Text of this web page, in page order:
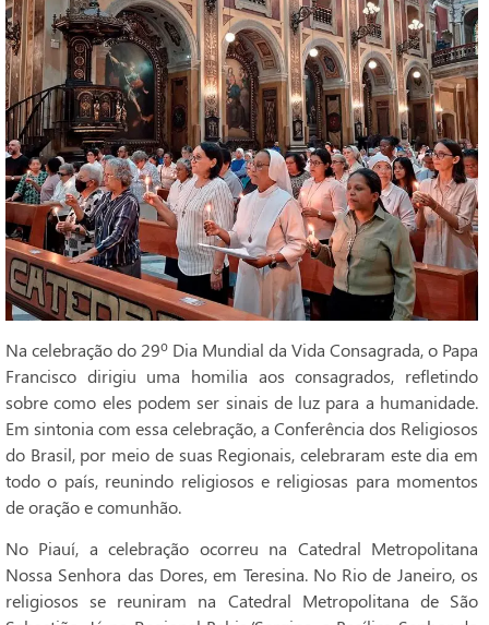
Na celebração do 29º Dia Mundial da Vida Consagrada, o Papa
Francisco dirigiu uma homilia aos consagrados, refletindo
sobre como eles podem ser sinais de luz para a humanidade.
Em sintonia com essa celebração, a Conferência dos Religiosos
do Brasil, por meio de suas Regionais, celebraram este dia em
todo o país, reunindo religiosos e religiosas para momentos
de oração e comunhão.
No Piauí, a celebração ocorreu na Catedral Metropolitana
Nossa Senhora das Dores, em Teresina. No Rio de Janeiro, os
religiosos se reuniram na Catedral Metropolitana de São